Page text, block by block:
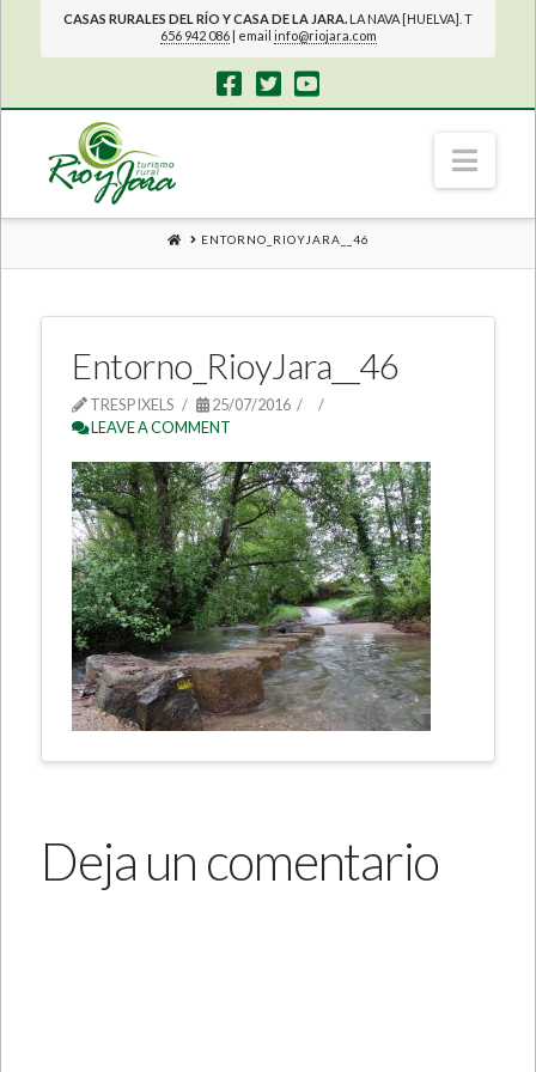
CASAS RURALES DEL RÍO Y CASA DE LA JARA. LA NAVA [HUELVA]. T
656 942 086| email info@riojara.com
HOMEENTORNO_RIOYJARA__46
Entorno_RioyJara__46
TRESPIXELS
25/07/2016
LEAVE A COMMENT
Deja un comentario